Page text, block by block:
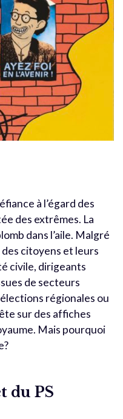
à l’égard des
des extrêmes. La
dans l’aile. Malgré
citoyens et leurs
civile, dirigeants
de secteurs
régionales ou
sur des affiches
Mais pourquoi
du PS